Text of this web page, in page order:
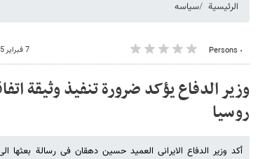
الرئيسية سیاسه
٠ Persons 7 فبراير 2015 - 11:03
وزیر الدفاع یؤکد ضرورة تنفیذ وثیقة
روسیا
أکد وزیر الدفاع الایرانی العمید حسین دهقان فی رسالة بعثها